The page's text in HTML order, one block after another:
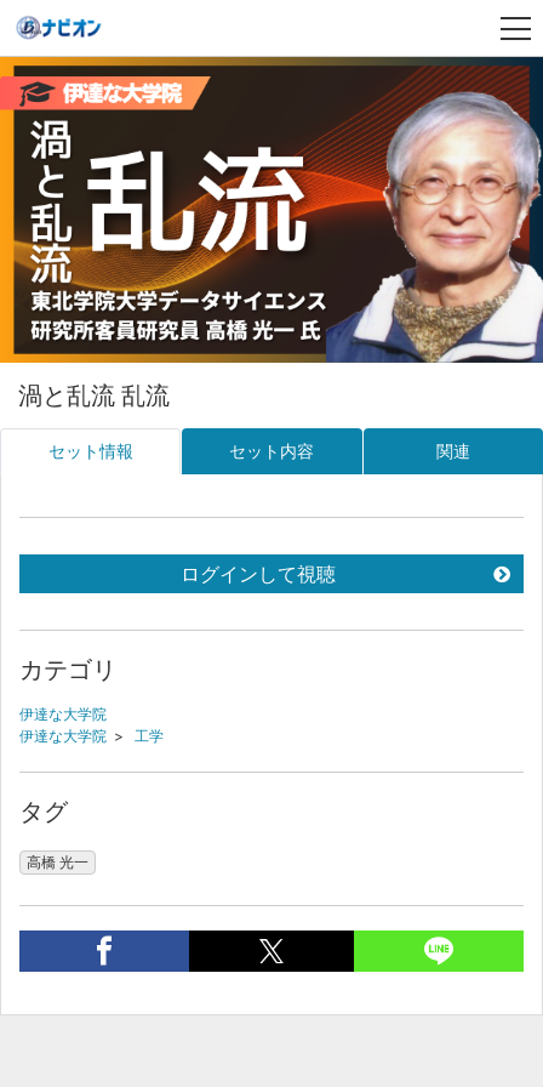
渦と乱流 乱流
セット情報 セット内容 関連
ログインして視聴
カテゴリ
伊達な大学院
伊達な大学院 > 工学
タグ
高橋 光一